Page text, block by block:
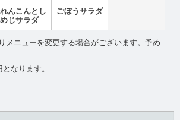
れんこんとし
めじサラダ
ごぼうサラダ
メニューを変更する場合がございます。予め
なります。